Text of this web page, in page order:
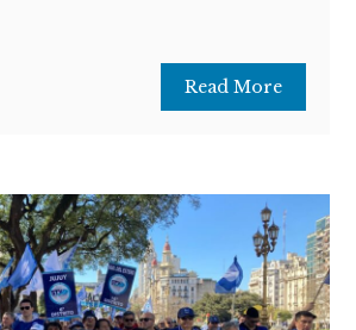
Read More